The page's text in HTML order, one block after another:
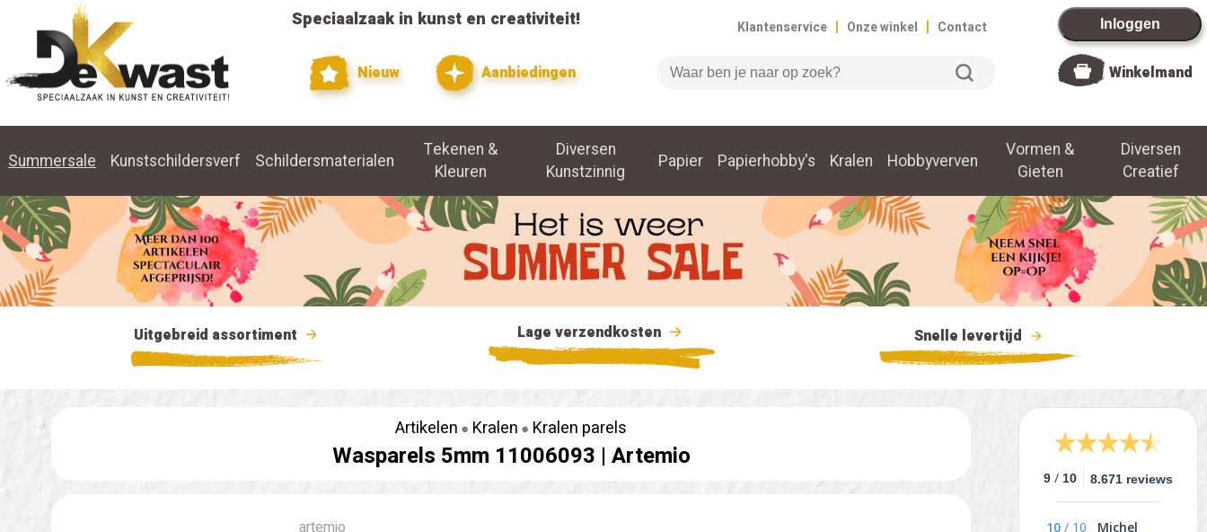
Speciaalzaak in kunst en creativiteit!
Nieuw Aanbiedingen
Klantenservice | Onze winkel | Contact
Zoeken
Inloggen
Winkelmand
Summersale Kunstschildersverf Schildersmaterialen
Tekenen &
Kleuren
Diversen
Kunstzinnig
Papier Papierhobby's Kralen Hobbyverven
Vormen &
Gieten
Diversen
Creatief
Uitgebreid assortiment Lage verzendkosten Snelle levertijd
9 / 10 8.671 reviews
10 / 10
Michel
Artikelen Kralen Kralen parels
Wasparels 5mm 11006093 | Artemio
artemio